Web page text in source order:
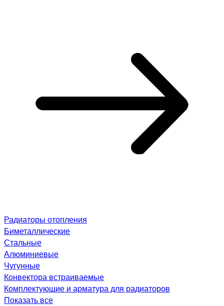
Радиаторы отопления
Биметаллические
Стальные
Алюминиевые
Чугунные
Конвектора встраиваемые
Комплектующие и арматура для радиаторов
Показать все